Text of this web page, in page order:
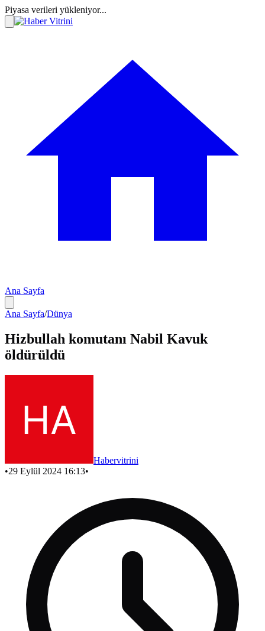
Piyasa verileri yükleniyor...
Ana Sayfa
Ana Sayfa/Dünya
Hizbullah komutanı Nabil Kavuk
öldürüldü
Habervitrini
•29 Eylül 2024 16:13•